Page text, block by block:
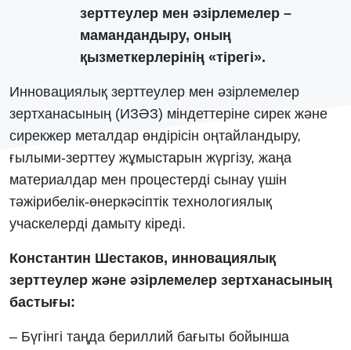
зерттеулер мен әзірлемелер –
мамандандыру, оның
қызметкерлерінің «тірегі».
Инновациялық зерттеулер мен әзірлемелер
зертханасының (ИЗӘЗ) міндеттеріне сирек және
сирекжер металдар өндірісін оңтайландыру,
ғылыми-зерттеу жұмыстарын жүргізу, жаңа
материалдар мен процестерді сынау үшін
тәжірибелік-өнеркәсіптік технологиялық
учаскелерді дамыту кіреді.
Константин Шестаков, инновациялық
зерттеулер және әзірлемелер зертханасының
бастығы:
– Бүгінгі таңда бериллий бағыты бойынша